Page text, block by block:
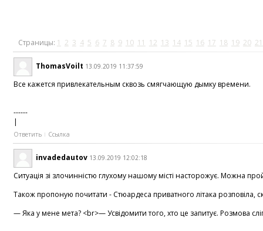
Страницы: 1 2 3 4 5 6 7 8 9 10 11 12 13 14 15 16 17 18 19 20 21
ThomasVoilt 13.09.2019 11:37:59
Все кажется привлекательным сквозь смягчающую дымку времени.
------
|
Ответить Ссылка
invadedautov 13.09.2019 12:02:18
Ситуація зі злочинністю глухому нашому місті насторожує. Можна
Також пропоную почитати - Стюардеса приватного літака розповіла,
— Яка у мене мета? <br>— Усвідомити того, хто це запитує. Розмова